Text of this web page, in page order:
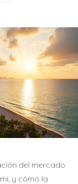
del mercado
y cómo la